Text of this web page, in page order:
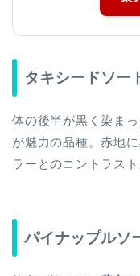
タキシードソー
体の後半が黒く染ま
が魅力の品種。赤地
ラーとのコントラス
パイナップルソ